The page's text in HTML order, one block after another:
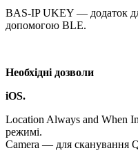
BAS-IP UKEY — додаток
допомогою BLE.
Необхідні дозволи
iOS.
Location Always and When
режимі.
Camera — для сканування